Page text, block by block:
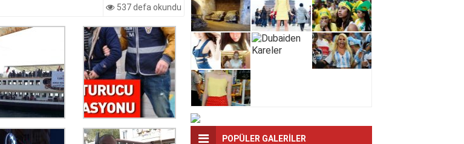
537 defa okundu
Terkedilen Araçlar
Hangi Ülkeyi
Tercih Ederdiniz?
Ülkelere Göre
Güzellik
Sıralaması
Taylandın Zengin
Çocukları
Örnek Galeri
POPÜLER GALERİLER